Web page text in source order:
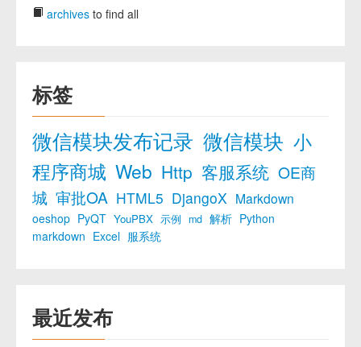
archives to find all
标签
微信模块发布记录 微信模块 小
程序商城 Web Http 客服系统 OE商
城 审批OA HTML5 DjangoX Markdown
oeshop PyQT YouPBX 示例 md 解析 Python
markdown Excel 服系统
最近发布